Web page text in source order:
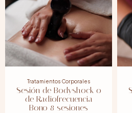
Tratamientos Corporales
Sesión de Bodyshock o
de Radiofrecuencia
Bono 8 sesiones